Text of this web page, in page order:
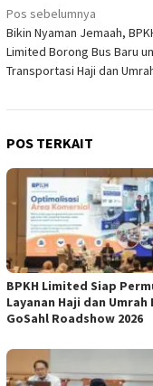
Navigasi
pos
Pos sebelumnya
Bikin Nyaman Jemaah,
Limited Borong Bus Baru
Transportasi Haji dan
POS TERKAIT
BPKH Limited Siap
Layanan Haji dan Umrah
GoSahl Roadshow 2026